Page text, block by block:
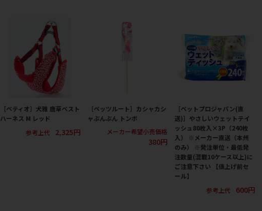
［ペティオ］犬雅 唐草ベスト
ハーネス M レッド
参考上代
2,325円
［ペッツルート］カシャカシ
ャぶんぶん トンボ
メーカー希望小売価格
380円
［ペットプロジャパン(直
送)］やさしいウェットテイ
ッシュ80枚入×3P（240枚
入） ※メーカー直送（本州
のみ） ※発注単位・最低発
注数量(混載10ケース以上)に
ご注意下さい 【値上げ前セ
ール】
参考上代
600円